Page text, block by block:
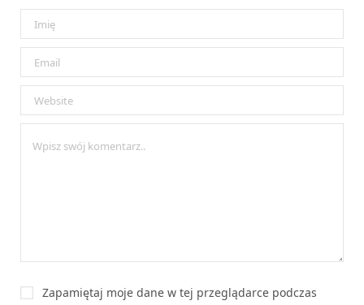
Zapamiętaj moje dane w tej przeglądarce podczas